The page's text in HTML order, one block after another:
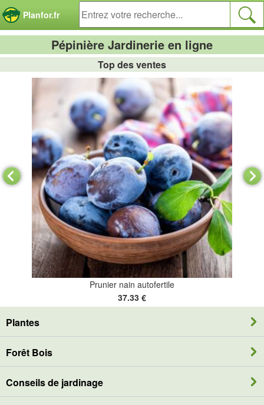
Planfor.fr
Pépinière Jardinerie en ligne
Top des ventes
Prunier nain autofertile
37.33 €
Plantes
Forêt Bois
Conseils de jardinage
Panneau de gestion des cookies